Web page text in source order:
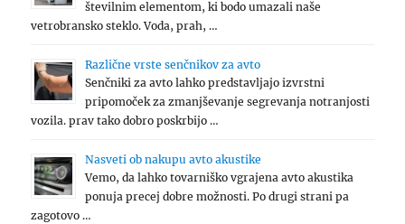
številnim elementom, ki bodo umazali naše
vetrobransko steklo. Voda, prah, …
Različne vrste senčnikov za avto
Senčniki za avto lahko predstavljajo izvrstni
pripomoček za zmanjševanje segrevanja notranjosti
vozila. prav tako dobro poskrbijo …
Nasveti ob nakupu avto akustike
Vemo, da lahko tovarniško vgrajena avto akustika
ponuja precej dobre možnosti. Po drugi strani pa
zagotovo …